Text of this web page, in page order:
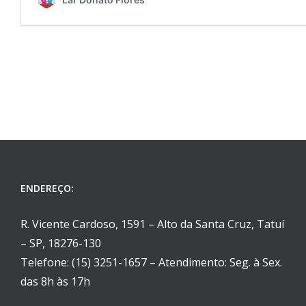
ENDEREÇO:
R. Vicente Cardoso, 1591 – Alto da Santa Cruz, Tatuí
– SP, 18276-130
Telefone: (15) 3251-1657 – Atendimento: Seg. à Sex.
das 8h às 17h